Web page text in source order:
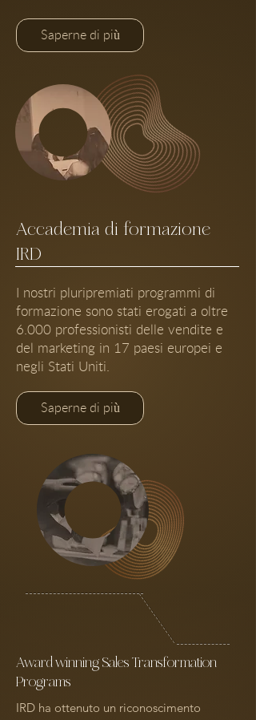
Saperne di più
Accademia di formazione
IRD
I nostri pluripremiati programmi di
formazione sono stati erogati a oltre
6.000 professionisti delle vendite e
del marketing in 17 paesi europei e
negli Stati Uniti.
Saperne di più
Award winning Sales Transformation
Programs
IRD ha ottenuto un riconoscimento